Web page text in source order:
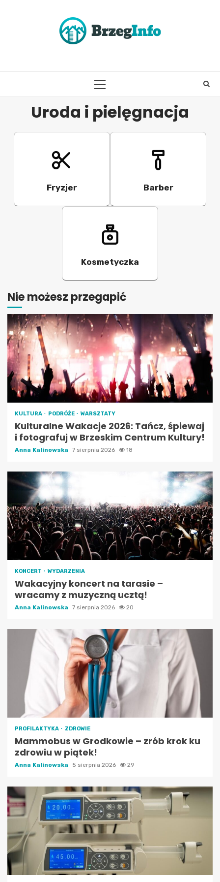
PRIMARY
Uroda i pielęgnacja
Fryzjer Barber
Kosmetyczka
Nie możesz przegapić
KULTURA PODRÓŻE WARSZTATY
Kulturalne Wakacje 2026: Tańcz, śpiewaj
i fotografuj w Brzeskim Centrum Kultury!
Anna Kalinowska 7 sierpnia 2026 18
KONCERT WYDARZENIA
Wakacyjny koncert na tarasie –
wracamy z muzyczną ucztą!
Anna Kalinowska 7 sierpnia 2026 20
PROFILAKTYKA ZDROWIE
Mammobus w Grodkowie – zrób krok ku
zdrowiu w piątek!
Anna Kalinowska 5 sierpnia 2026 29